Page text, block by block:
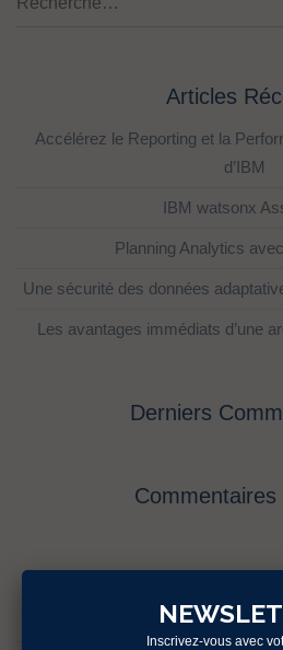
Articles
Accélérez le Reporting et la
d’IBM
IBM watsonx
Planning Analytics
Une sécurité des données
Les avantages immédiats d’une
Derniers
Commentaires
Inscrivez-vous avec